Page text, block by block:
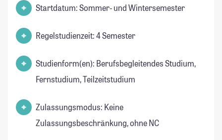
Startdatum: Sommer- und Wintersemester
Regelstudienzeit: 4 Semester
Studienform(en): Berufsbegleitendes Studium,
Fernstudium, Teilzeitstudium
Zulassungsmodus: Keine
Zulassungsbeschränkung, ohne NC